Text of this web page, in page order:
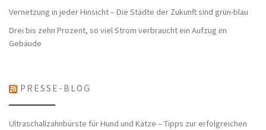
Vernetzung in jeder Hinsicht – Die Städte der Zukunft sind grün-blau
Drei bis zehn Prozent, so viel Strom verbraucht ein Aufzug im
Gebäude
PRESSE-BLOG
Ultraschallzahnbürste für Hund und Katze – Tipps zur erfolgreichen